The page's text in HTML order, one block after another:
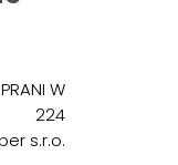
PRANI W
224
s.r.o.